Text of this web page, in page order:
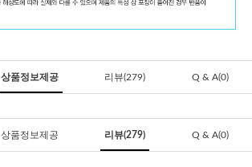
상품정보제공 리뷰(279) Q & A(0)
상품정보제공 리뷰(279) Q & A(0)